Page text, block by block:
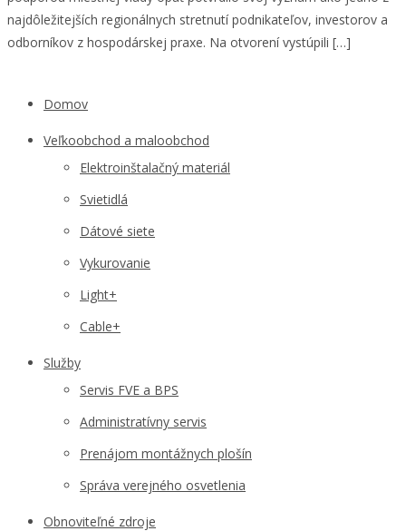
najdôležitejších regionálnych stretnutí podnikateľov, investorov a
odborníkov z hospodárskej praxe. Na otvorení vystúpili […]
Domov
Veľkoobchod a maloobchod
Elektroinštalačný materiál
Svietidlá
Dátové siete
Vykurovanie
Light+
Cable+
Služby
Servis FVE a BPS
Administratívny servis
Prenájom montážnych plošín
Správa verejného osvetlenia
Obnoviteľné zdroje